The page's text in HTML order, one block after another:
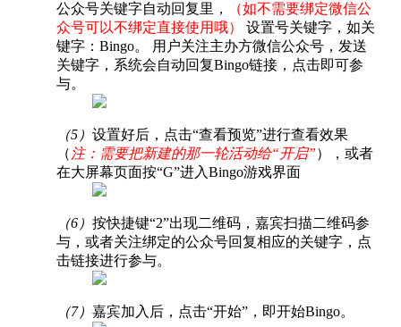
公众号关键字自动回复里，
（如不需要绑定微信公
众号可以不绑定直接使用哦） 设置号关键字，如关
键字：Bingo。 用户关注主办方微信公众号，发送
关键字，系统会自动回复Bingo链接，点击即可参
与。
（5） 设置好后，点击“查看预览”进行查看效果
（注：需要把新建的那一轮活动给“开启”），或者
在大屏幕页面按“G”进入Bingo游戏界面
（6） 按快捷键“2”出现二维码，嘉宾扫描二维码参
与，或者关注绑定的公众号回复相应的关键字，点
击链接进行参与。
（7） 嘉宾加入后，点击“开始”，即开始Bingo。